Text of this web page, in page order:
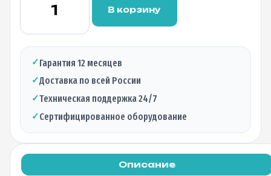
корд
UTP
NHS
В корзину
✓Гарантия 12 месяцев
✓Доставка по всей России
✓Техническая поддержка 24/7
✓Сертифицированное оборудование
Описание